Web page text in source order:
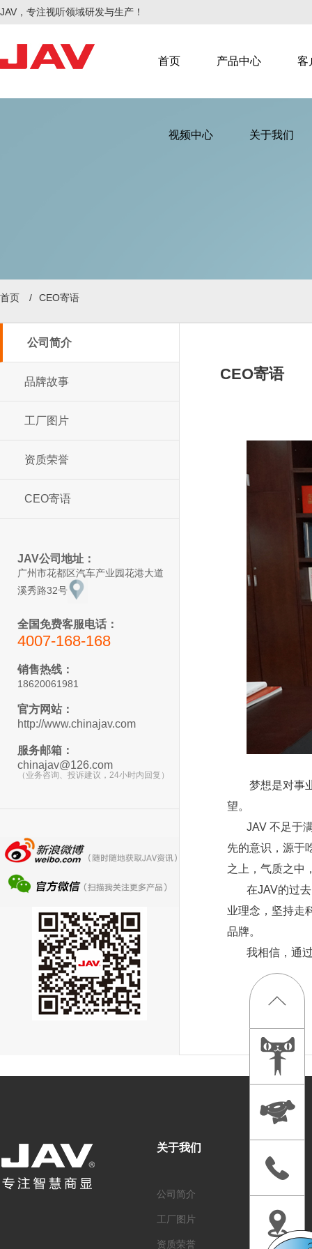
JAV，专注视听领域研发与生产！
首页 产品中心 客
视频中心 关于我们
首页 / CEO寄语
公司简介
品牌故事
工厂图片
资质荣誉
CEO寄语
JAV公司地址：
广州市花都区汽车产业园花港大道
溪秀路32号
全国免费客服电话：
4007-168-168
销售热线：
18620061981
官方网站：
http://www.chinajav.com
服务邮箱：
chinajav@126.com
（业务咨询、投诉建议，24小时内回复）
CEO寄语
梦想是对事
望。
JAV 不足于
先的意识，源于
之上，气质之中
在JAV的过
业理念，坚持走
品牌。
我相信，通
关于我们
公司简介
工厂图片
资质荣誉
智慧会议
智慧教学
智慧乐家